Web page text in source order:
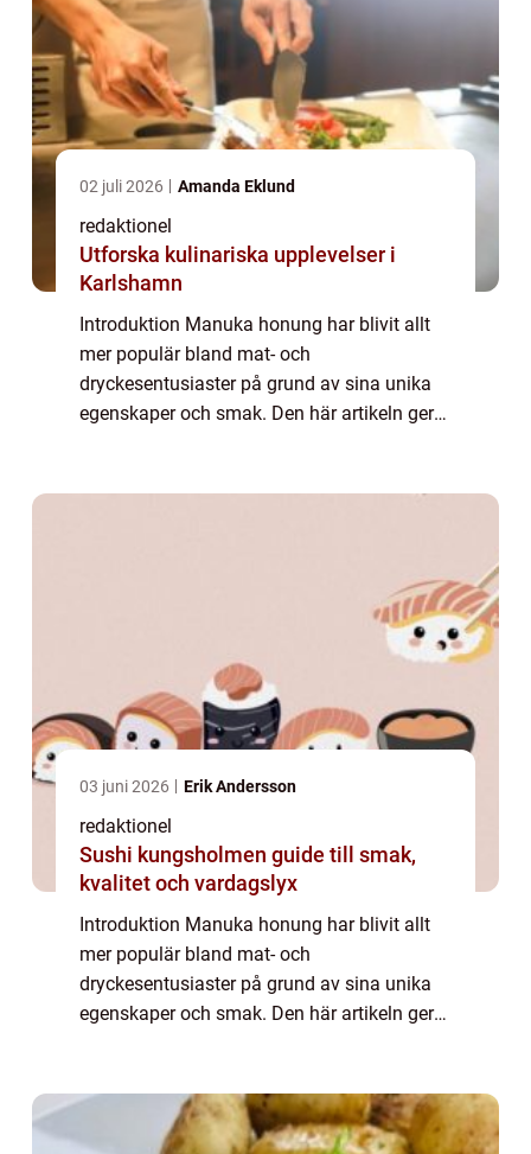
02 juli 2026 Amanda Eklund
redaktionel
Utforska kulinariska upplevelser i
Karlshamn
Introduktion Manuka honung har blivit allt
mer populär bland mat- och
dryckesentusiaster på grund av sina unika
egenskaper och smak. Den här artikeln ger
03 juni 2026 Erik Andersson
redaktionel
Sushi kungsholmen guide till smak,
kvalitet och vardagslyx
Introduktion Manuka honung har blivit allt
mer populär bland mat- och
dryckesentusiaster på grund av sina unika
egenskaper och smak. Den här artikeln ger
eftertraktat. V...